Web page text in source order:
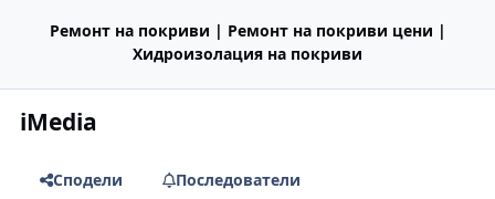
Ремонт на покриви | Ремонт на покриви цени |
Хидроизолация на покриви
iMedia
Сподели
Последователи